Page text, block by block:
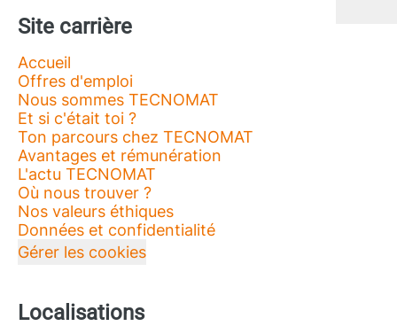
Site carrière
Accueil
Offres d'emploi
Nous sommes TECNOMAT
Et si c'était toi ?
Ton parcours chez TECNOMAT
Avantages et rémunération
L'actu TECNOMAT
Où nous trouver ?
Nos valeurs éthiques
Données et confidentialité
Gérer les cookies
Localisations